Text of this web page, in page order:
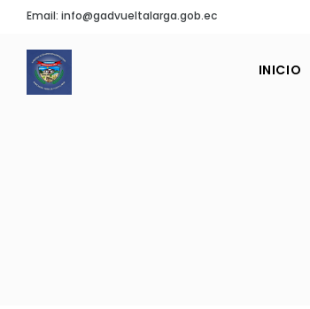
Email: info@gadvueltalarga.gob.ec
INICIO